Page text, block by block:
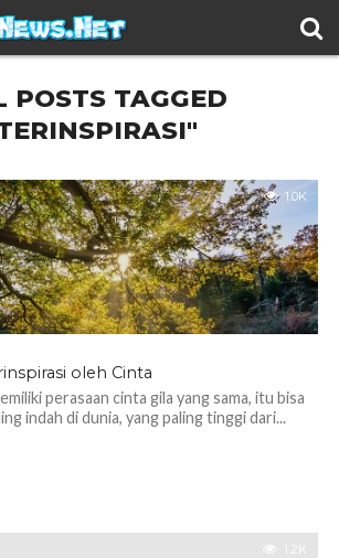
POSTS TAGGED
1.0K
oleh Cinta
perasaan cinta gila yang sama, itu bisa
indah di dunia, yang paling tinggi dari...
1.2K